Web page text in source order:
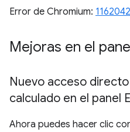
Error de Chromium: 1162042
Mejoras en el
Nuevo acceso
calculado en el panel
Ahora puedes hacer clic